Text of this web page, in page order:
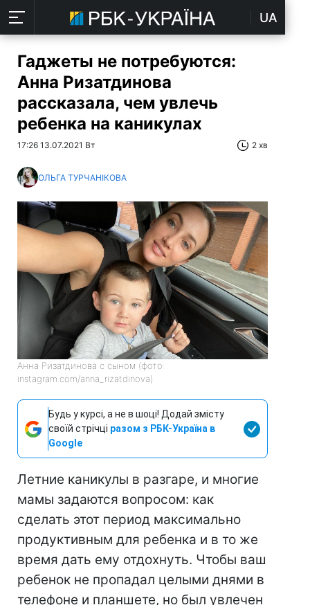
UA
Гаджеты не потребуются:
Анна Ризатдинова
рассказала, чем увлечь
ребенка на каникулах
17:26 13.07.2021 Вт 2 хв
ОЛЬГА ТУРЧАНІКОВА
Анна Ризатдинова с сыном (фото:
instagram.com/anna_rizatdinova)
Будь у курсі, а не в шоці! Додай змісту
своїй стрічці разом з РБК-Україна в
Google
Летние каникулы в разгаре, и многие
мамы задаются вопросом: как
сделать этот период максимально
продуктивным для ребенка и в то же
время дать ему отдохнуть. Чтобы ваш
ребенок не пропадал целыми днями в
телефоне и планшете, но был увлечен